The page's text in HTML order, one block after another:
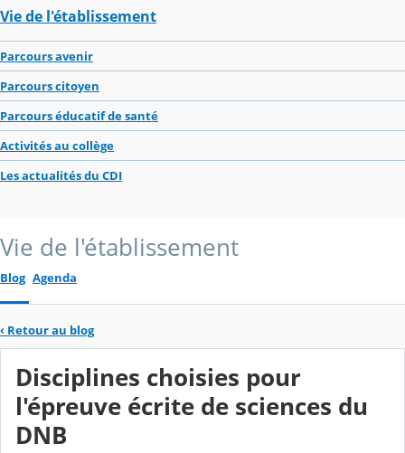
Vie de l'établissement
Parcours avenir
Parcours citoyen
Parcours éducatif de santé
Activités au collège
Les actualités du CDI
Vie de l'établissement
Blog Agenda
‹ Retour au blog
Disciplines choisies pour
l'épreuve écrite de sciences du
DNB